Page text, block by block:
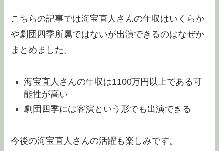
こちらの記事では海宝直人さんの年収はいくらか
や劇団四季所属ではないが出演できるのはなぜか
まとめ ました。
海宝直人さんの年収は1100万円以上である可
能性が高い
劇団四季には客演という形でも出演できる
今後の海宝直人さんの活躍も楽しみです。